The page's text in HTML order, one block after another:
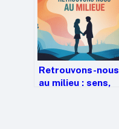
Retrouvons-nous
au milieu : sens,